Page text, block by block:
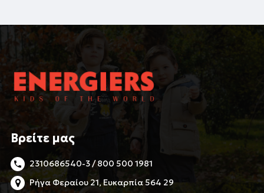
Βρείτε μας
2310686540-3 / 800 500 1981
Ρήγα Φεραίου 21, Ευκαρπία 564 29